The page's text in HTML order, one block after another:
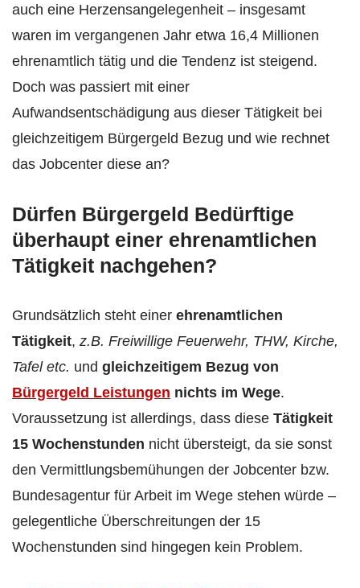
auch eine Herzensangelegenheit – insgesamt
waren im vergangenen Jahr etwa 16,4 Millionen
ehrenamtlich tätig und die Tendenz ist steigend.
Doch was passiert mit einer
Aufwandsentschädigung aus dieser Tätigkeit bei
gleichzeitigem Bürgergeld Bezug und wie rechnet
das Jobcenter diese an?
Dürfen Bürgergeld Bedürftige
überhaupt einer ehrenamtlichen
Tätigkeit nachgehen?
Grundsätzlich steht einer ehrenamtlichen
Tätigkeit, z.B. Freiwillige Feuerwehr, THW, Kirche,
Tafel etc. und gleichzeitigem Bezug von
Bürgergeld Leistungen nichts im Wege.
Voraussetzung ist allerdings, dass diese Tätigkeit
15 Wochenstunden nicht übersteigt, da sie sonst
den Vermittlungsbemühungen der Jobcenter bzw.
Bundesagentur für Arbeit im Wege stehen würde –
gelegentliche Überschreitungen der 15
Wochenstunden sind hingegen kein Problem.